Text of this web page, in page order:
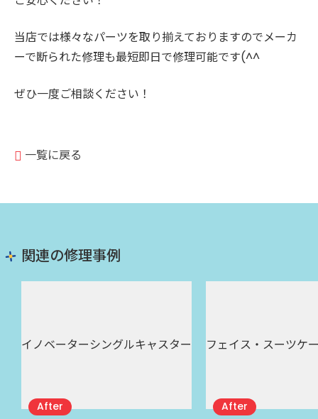
当店では様々なパーツを取り揃えておりますのでメーカ
ーで断られた修理も最短即日で修理可能です(^^
ぜひ一度ご相談ください！
一覧に戻る
関連の修理事例